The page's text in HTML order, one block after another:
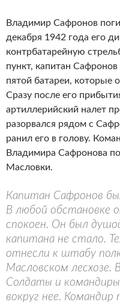
Владимир Сафронов
декабря 1942 года его
контрбатарейную
пункт, капитан
пятой батареи, которые
Сразу после его
артиллерийский налет
разорвался рядом с
ранил его в голову.
Владимира Сафронова
Масловки.
Капитан Сафронов
В любой обстановке
спокоен. Он был
капитана не стало.
отнесли к штабу
Масловском лесхозе.
Солдаты и
вокруг нее. Командир